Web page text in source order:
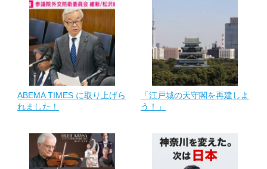
ABEMA TIMES に取り上げら
れました！
「江戸城の天守閣を再建しよ
う！」